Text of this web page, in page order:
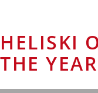
HELISKI
THE YEAR